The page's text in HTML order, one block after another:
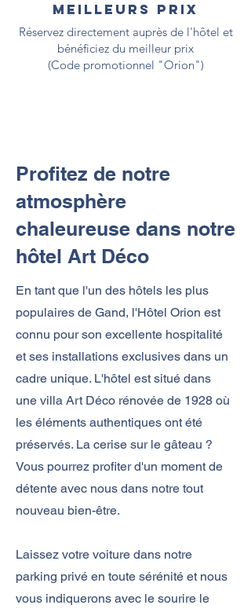
meilleurs prix
Réservez directement auprès de l'hôtel et
bénéficiez du meilleur prix
(Code promotionnel "Orion")
Profitez de notre
atmosphère
chaleureuse dans notre
hôtel Art Déco
En tant que l'un des hôtels les plus
populaires de Gand, l'Hôtel Orion est
connu pour son excellente hospitalité
et ses installations exclusives dans un
cadre unique. L'hôtel est situé dans
une villa Art Déco rénovée de 1928 où
les éléments authentiques ont été
préservés. La cerise sur le gâteau ?
Vous pourrez profiter d'un moment de
détente avec nous dans notre tout
nouveau bien-être.
Laissez votre voiture dans notre
parking privé en toute sérénité et nous
vous indiquerons avec le sourire le